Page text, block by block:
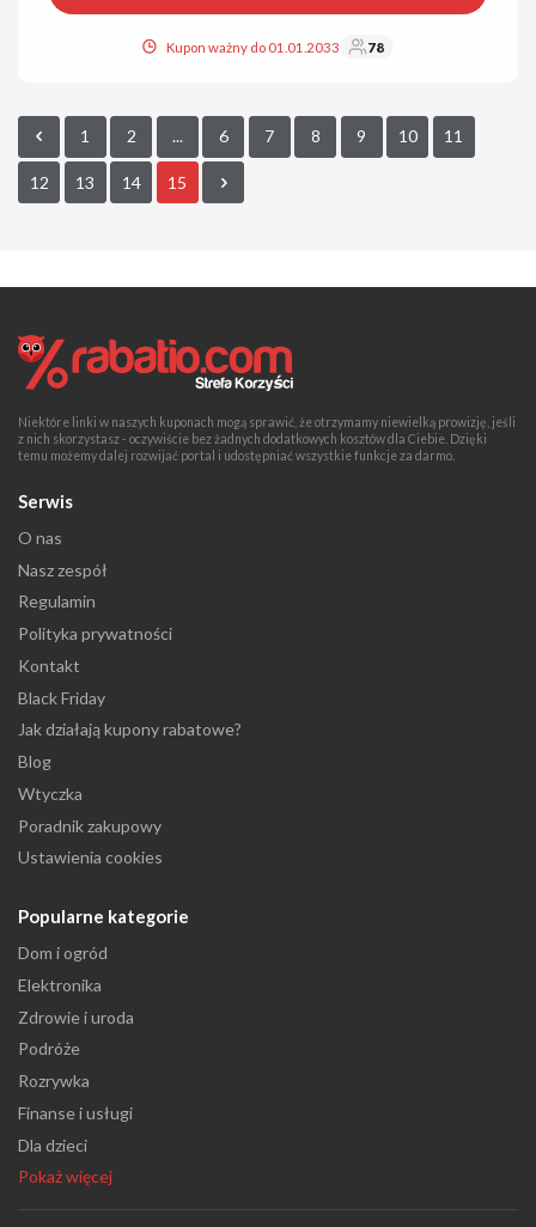
Kupon ważny do 01.01.2033 78
1 2 ... 6 7 8 9 10 11
12 13 14 15
Niektóre linki w naszych kuponach mogą sprawić, że otrzymamy niewielką prowizję, jeśli
z nich skorzystasz - oczywiście bez żadnych dodatkowych kosztów dla Ciebie. Dzięki
temu możemy dalej rozwijać portal i udostępniać wszystkie funkcje za darmo.
Serwis
O nas
Nasz zespół
Regulamin
Polityka prywatności
Kontakt
Black Friday
Jak działają kupony rabatowe?
Blog
Wtyczka
Poradnik zakupowy
Ustawienia cookies
Popularne kategorie
Dom i ogród
Elektronika
Zdrowie i uroda
Podróże
Rozrywka
Finanse i usługi
Dla dzieci
Pokaż więcej